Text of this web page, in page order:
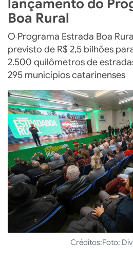
lançamento do
Boa Rural
O Programa Estrada Boa
previsto de R$ 2,5 bilhões
2.500 quilômetros de
295 municípios catarinenses
Créditos:Foto: